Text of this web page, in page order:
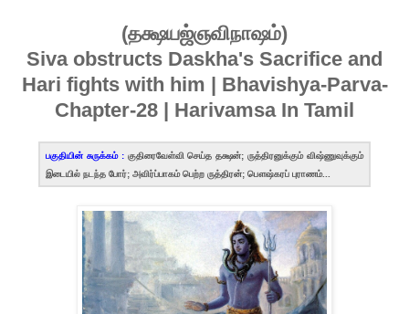
(தக்ஷயஜ்ஞவிநாஷம்)
Siva obstructs Daskha's Sacrifice and
Hari fights with him | Bhavishya-Parva-
Chapter-28 | Harivamsa In Tamil
பகுதியின் சுருக்கம் : குதிரைவேள்வி செய்த தக்ஷன்; ருத்திரனுக்கும் விஷ்ணுவுக்கும்
இடையில் நடந்த போர்; அவிர்ப்பாகம் பெற்ற ருத்திரன்; பௌஷ்கரப் புராணம்...